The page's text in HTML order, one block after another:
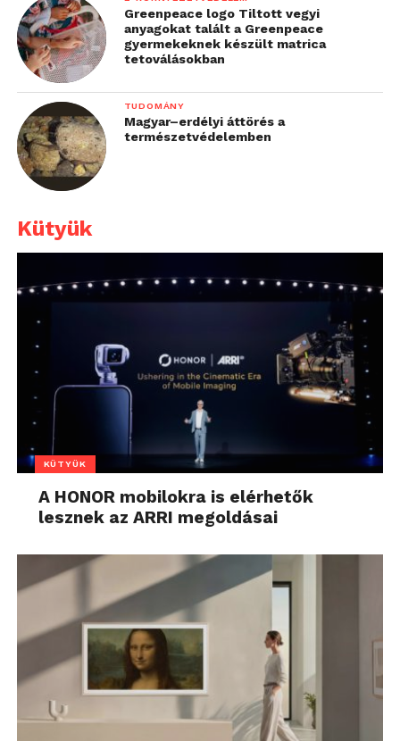
Greenpeace logo Tiltott vegyi
anyagokat talált a Greenpeace
gyermekeknek készült matrica
tetoválásokban
TUDOMÁNY
Magyar–erdélyi áttörés a
természetvédelemben
Kütyük
KÜTYÜK
A HONOR mobilokra is elérhetők
lesznek az ARRI megoldásai